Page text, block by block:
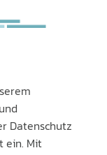
Datenschutz
ein. Mit